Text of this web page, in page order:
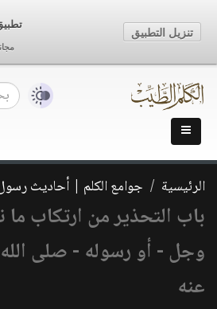
الرئيسية جوامع الكلم | أحاديث رسول
باب التحذير من ارتكاب ما
وجل - أو رسوله - صلى
عنه
تنزيل التطبيق